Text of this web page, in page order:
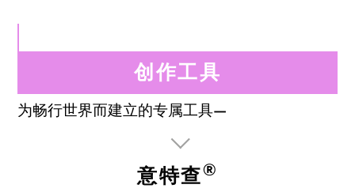
创作工具
为畅行世界而建立的专属工具—
意特查®